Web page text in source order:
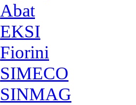
Abat
EKSI
Fiorini
SIMECO
SINMAG